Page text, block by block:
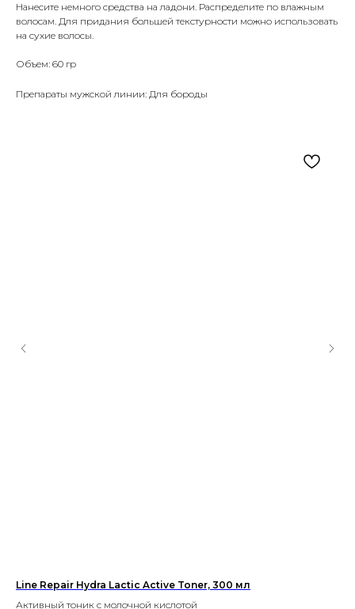
Нанесите немного средства на ладони. Распределите по влажным
волосам. Для придания большей текстурности можно использовать
на сухие волосы.
Объем: 60 гр
Препараты мужской линии: Для бороды
Line Repair Hydra Lactic Active Toner, 300 мл
Активный тоник с молочной кислотой